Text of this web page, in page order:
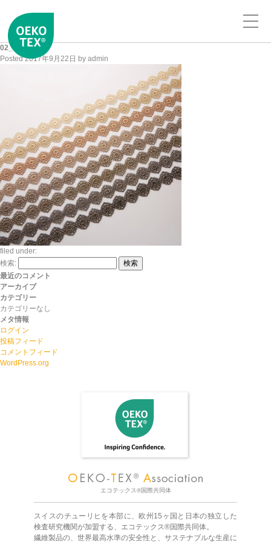
02_01
Posted2017年9月22日 by admin
filed under:
検索:
検索
最近のコメント
アーカイブ
カテゴリー
カテゴリーなし
メタ情報
ログイン
投稿フィード
コメントフィード
WordPress.org
エコテックス®国際共同体
スイスのチューリヒを本部に、欧州15ヶ国と日本の独立した
検査研究機関が加盟する、エコテックス®国際共同体。
繊維製品の、世界最高水準の安全性と、サステナブルな生産に